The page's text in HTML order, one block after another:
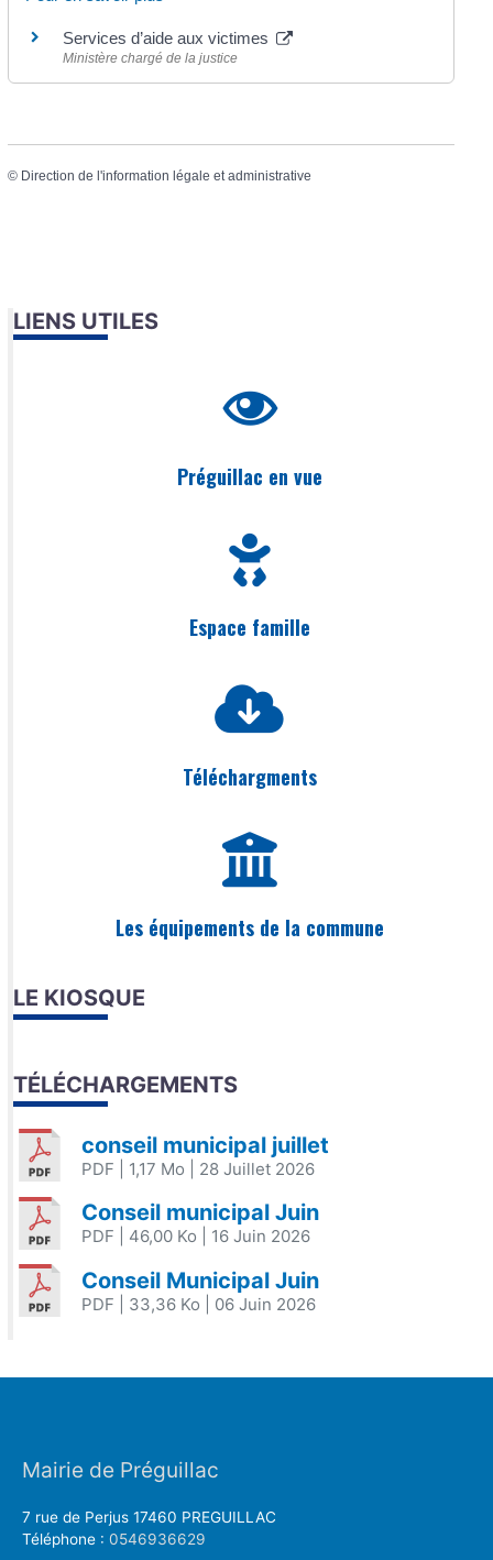
Services d’aide aux victimes
Ministère chargé de la justice
© Direction de l'information légale et administrative
LIENS UTILES
Préguillac en vue
Espace famille
Téléchargments
Les équipements de la commune
LE KIOSQUE
TÉLÉCHARGEMENTS
conseil municipal juillet
PDF | 1,17 Mo | 28 Juillet 2026
Conseil municipal Juin
PDF | 46,00 Ko | 16 Juin 2026
Conseil Municipal Juin
PDF | 33,36 Ko | 06 Juin 2026
Mairie de Préguillac
7 rue de Perjus 17460 PREGUILLAC
Téléphone : 0546936629